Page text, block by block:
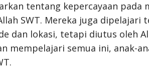
tentang kepercayaan pada
SWT. Mereka juga dipelajari
dan lokasi, tetapi diutus oleh
mempelajari semua ini, anak-